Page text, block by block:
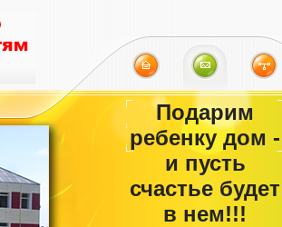
Подарим
ребенку дом -
и пусть
счастье будет
в нем!!!